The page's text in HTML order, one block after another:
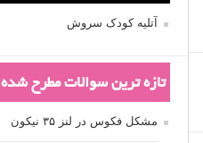
آتلیه کودک سروش
تازه ترین سوالات مطرح شده
مشکل فکوس در لنز ۳۵ نیکون